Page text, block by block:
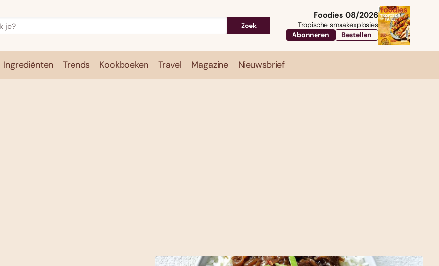
Zoek
Foodies 08/2026
Tropische smaakexplosies
Abonneren
Bestellen
Ingrediënten Trends Kookboeken Travel Magazine Nieuwsbrief